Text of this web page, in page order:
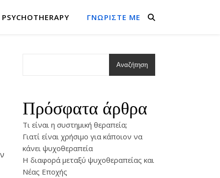
ΓΝΩΡΊΣΤΕ ΜΕ
Αναζήτηση
Πρόσφατα άρθρα
Τι είναι η συστημική θεραπεία;
Γιατί είναι χρήσιμο για κάποιον να
κάνει ψυχοθεραπεία
Η διαφορά μεταξύ ψυχοθεραπείας και
Νέας Εποχής